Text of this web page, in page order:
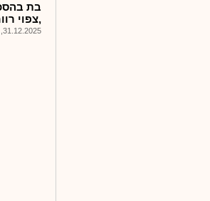
בת
,צפוי רווח
31.12.2025, 16:07